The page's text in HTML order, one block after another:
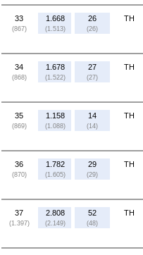
33
(867)
1.668
(1.513)
26
(26)
TH
34
(868)
1.678
(1.522)
27
(27)
TH
35
(869)
1.158
(1.088)
14
(14)
TH
36
(870)
1.782
(1.605)
29
(29)
TH
37
(1.397)
2.808
(2.149)
52
(48)
TH